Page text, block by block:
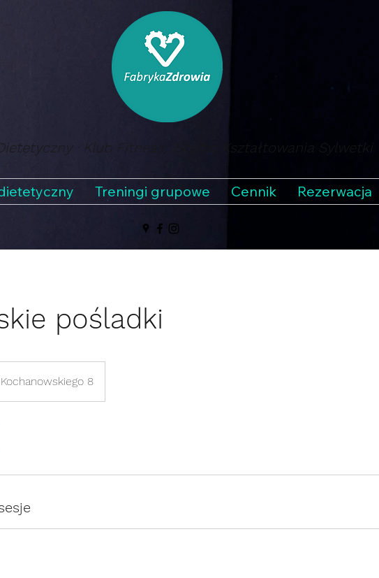
· Klub Fitness · Studio Kształtowania Sylwetki
Treningi grupowe Cennik Rezerwacja
pośladki
8